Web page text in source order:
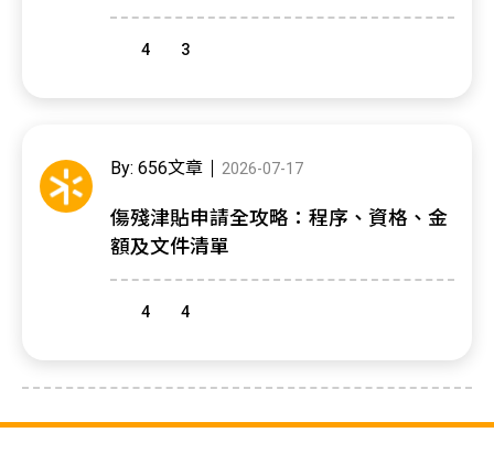
4 3
By: 656文章 2026-07-17
傷殘津貼申請全攻略：程序、資格、金
額及文件清單
4 4